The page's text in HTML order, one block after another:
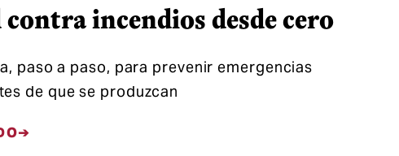
contra incendios desde cero
paso a paso, para prevenir emergencias
de que se produzcan